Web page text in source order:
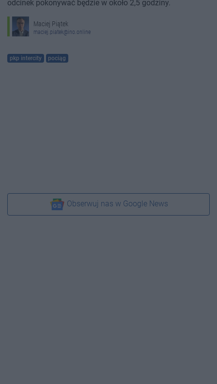
odcinek pokonywać będzie w około 2,5 godziny.
Maciej Piątek
maciej.piatek@ino.online
pkp intercity pociąg
Obserwuj nas w Google News